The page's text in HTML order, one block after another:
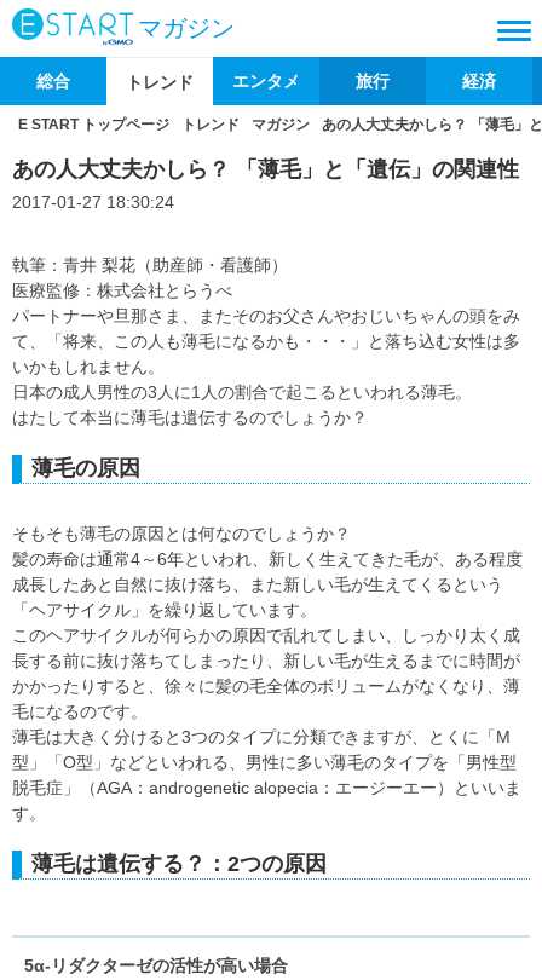
マガジン
総合 トレンド エンタメ 旅行 経済
E START トップページ トレンド マガジン あの人大丈夫かしら？ 「薄毛」
あの人大丈夫かしら？ 「薄毛」と「遺伝」の関連性
2017-01-27 18:30:24
執筆：青井 梨花（助産師・看護師）
医療監修：株式会社とらうべ
パートナーや旦那さま、またそのお父さんやおじいちゃんの頭をみ
て、「将来、この人も薄毛になるかも・・・」と落ち込む女性は多
いかもしれません。
日本の成人男性の3人に1人の割合で起こるといわれる薄毛。
はたして本当に薄毛は遺伝するのでしょうか？
薄毛の原因
そもそも薄毛の原因とは何なのでしょうか？
髪の寿命は通常4～6年といわれ、新しく生えてきた毛が、ある程度
成長したあと自然に抜け落ち、また新しい毛が生えてくるという
「ヘアサイクル」を繰り返しています。
このヘアサイクルが何らかの原因で乱れてしまい、しっかり太く成
長する前に抜け落ちてしまったり、新しい毛が生えるまでに時間が
かかったりすると、徐々に髪の毛全体のボリュームがなくなり、薄
毛になるのです。
薄毛は大きく分けると3つのタイプに分類できますが、とくに「M
型」「O型」などといわれる、男性に多い薄毛のタイプを「男性型
脱毛症」（AGA：androgenetic alopecia：エージーエー）といいま
す。
薄毛は遺伝する？：2つの原因
5α-リダクターゼの活性が高い場合